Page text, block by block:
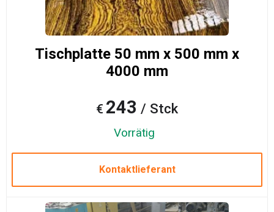
Tischplatte 50 mm x 500 mm x
4000 mm
€ 243 / Stck
Vorrätig
Kontaktlieferant